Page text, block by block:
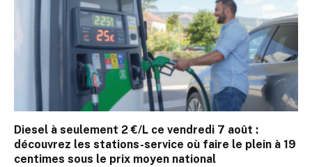
Diesel à seulement 2 €/L ce vendredi 7 août :
découvrez les stations-service où faire le plein à 19
centimes sous le prix moyen national